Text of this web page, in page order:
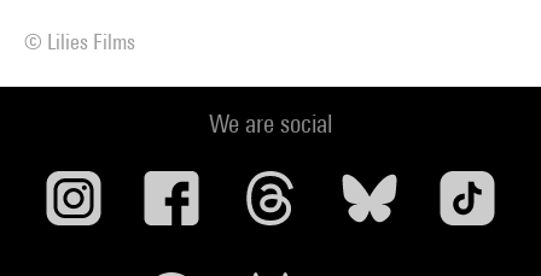
© Lilies Films
We are social